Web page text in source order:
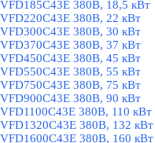
VFD185C43E 380В, 18,5 кВт
VFD220C43E 380В, 22 кВт
VFD300C43E 380В, 30 кВт
VFD370C43E 380В, 37 кВт
VFD450C43E 380В, 45 кВт
VFD550C43E 380В, 55 кВт
VFD750C43E 380В, 75 кВт
VFD900C43E 380В, 90 кВт
VFD1100C43E 380В, 110 кВт
VFD1320C43E 380В, 132 кВт
VFD1600C43E 380В, 160 кВт